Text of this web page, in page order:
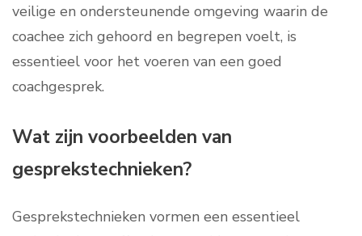
veilige en ondersteunende omgeving waarin de
coachee zich gehoord en begrepen voelt, is
essentieel voor het voeren van een goed
coachgesprek.
Wat zijn voorbeelden van
gesprekstechnieken?
Gesprekstechnieken vormen een essentieel